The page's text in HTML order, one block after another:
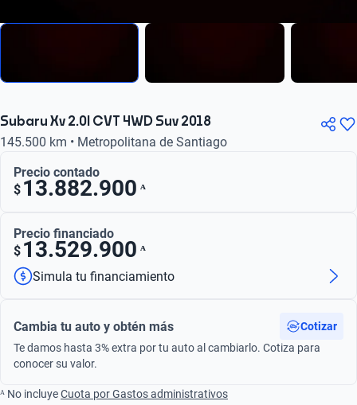
Subaru Xv 2.0I CVT 4WD Suv 2018
145.500 km • Metropolitana de Santiago
Precio contado
$ 13.882.900 ᴬ
Precio financiado
$ 13.529.900 ᴬ
Simula tu financiamiento
Cambia tu auto y obtén más
Cotizar
Te damos hasta 3% extra por tu auto al cambiarlo. Cotiza para
conocer su valor.
ᴬ No incluyeCuota por Gastos administrativos